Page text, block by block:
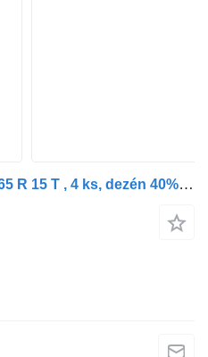
Barum Bravuris 5 HM 175/65 R 15 T , 4 ks, dezén 40% E3